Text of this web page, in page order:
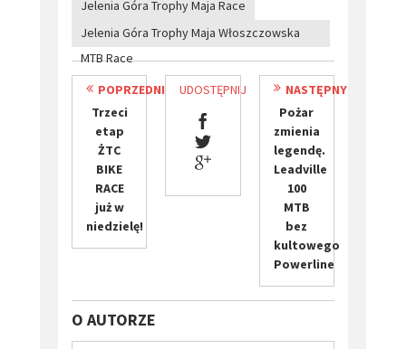
Jelenia Góra Trophy Maja Race
Jelenia Góra Trophy Maja Włoszczowska
MTB Race
POPRZEDNI
​Trzeci
etap
ŻTC
BIKE
RACE
już w
niedzielę!
UDOSTĘPNIJ
NASTĘPNY
Pożar
zmienia
legendę.
Leadville
100
MTB
bez
kultowego
Powerline
O AUTORZE